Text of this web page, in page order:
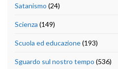
Satanismo (24)
Scienza (149)
Scuola ed educazione(193)
Sguardo sul nostro tempo (536)